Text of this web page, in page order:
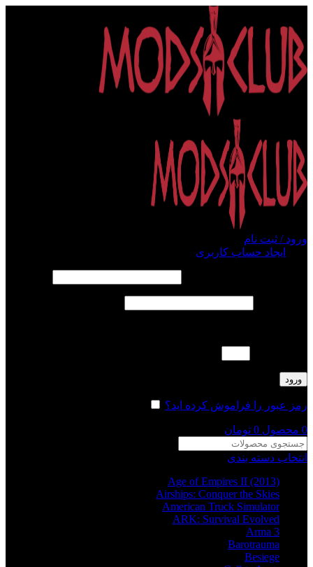
ورود / ثبت نام
ایجاد حساب کاربری
ورود
رمز عبور را فراموش کرده اید؟
0 محصول 0 تومان
انتخاب دسته بندی
Age of Empires II (2013)
Airships: Conquer the Skies
American Truck Simulator
ARK: Survival Evolved
Arma 3
Barotrauma
Besiege